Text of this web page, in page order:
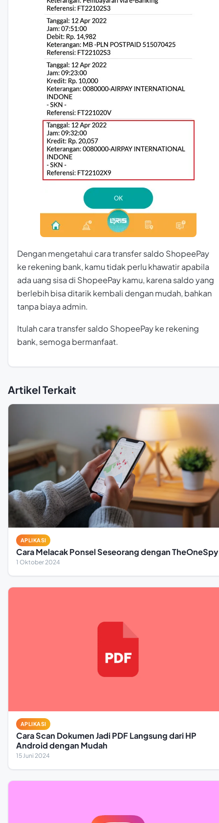
Dengan mengetahui cara transfer saldo ShopeePay
ke rekening bank, kamu tidak perlu khawatir apabila
ada uang sisa di ShopeePay kamu, karena saldo yang
berlebih bisa ditarik kembali dengan mudah, bahkan
tanpa biaya admin.
Itulah cara transfer saldo ShopeePay ke rekening
bank, semoga bermanfaat.
Artikel Terkait
APLIKASI
Cara Melacak Ponsel Seseorang dengan TheOneSpy
1 Oktober 2024
APLIKASI
Cara Scan Dokumen Jadi PDF Langsung dari HP
Android dengan Mudah
15 Juni 2024